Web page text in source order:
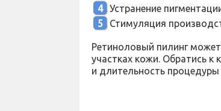
Устранение
Стимуляция
Ретиноловый пилинг
участках кожи. Обратись
и длительность